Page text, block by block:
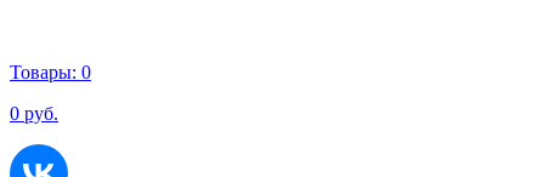
Товары: 0
0 руб.